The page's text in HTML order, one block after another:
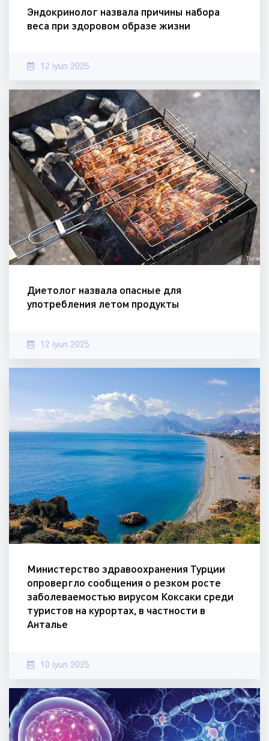
Эндокринолог назвала причины набора
веса при здоровом образе жизни
12 iyun 2025
Диетолог назвала опасные для
употребления летом продукты
12 iyun 2025
Министерство здравоохранения Турции
опровергло сообщения о резком росте
заболеваемостью вирусом Коксаки среди
туристов на курортах, в частности в
Анталье
10 iyun 2025